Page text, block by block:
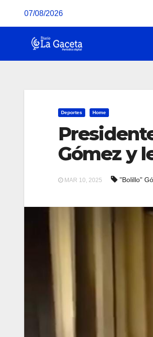
07/08/2026
Deportes Home
Gómez y
MAR 10, 2025 "Bolillo"